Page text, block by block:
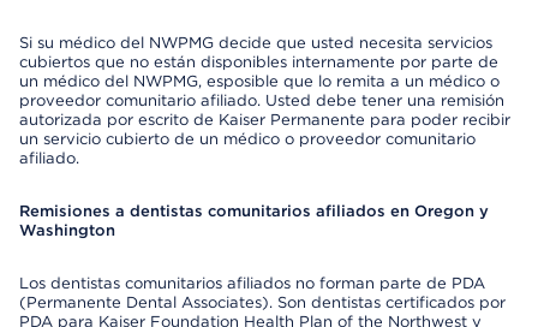
Si su médico del NWPMG decide que usted necesita servicios
cubiertos que no están disponibles internamente por parte de
un médico del NWPMG, esposible que lo remita a un médico o
proveedor comunitario afiliado. Usted debe tener una remisión
autorizada por escrito de Kaiser Permanente para poder recibir
un servicio cubierto de un médico o proveedor comunitario
afiliado.
Remisiones a dentistas comunitarios afiliados en Oregon y
Washington
Los dentistas comunitarios afiliados no forman parte de PDA
(Permanente Dental Associates). Son dentistas certificados por
PDA para Kaiser Foundation Health Plan of the Northwest y